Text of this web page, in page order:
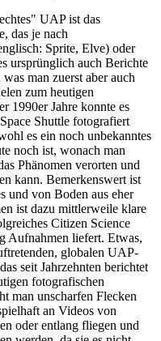
UAP ist das
das je nach
Sprite, Elve) oder
ursprünglich auch Berichte
man zuerst aber auch
zum heutigen
1990er Jahre konnte es
Shuttle fotografiert
es ein noch unbekanntes
noch ist, wonach man
Phänomen verorten und
kann. Bemerkenswert ist
und von Boden aus eher
ist dazu mittlerweile klare
Citizen Science
Aufnahmen liefert. Etwas,
globalen UAP-
seit Jahrzehnten berichtet
fotografischen
man unscharfen Flecken
an Videos von
oder entlang fliegen und